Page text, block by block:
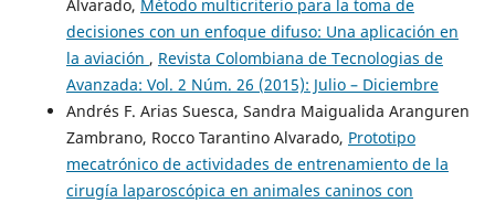
Alvarado, Método multicriterio para la toma de
decisiones con un enfoque difuso: Una aplicación en
la aviación , Revista Colombiana de Tecnologias de
Avanzada: Vol. 2 Núm. 26 (2015): Julio – Diciembre
Andrés F. Arias Suesca, Sandra Maigualida Aranguren
Zambrano, Rocco Tarantino Alvarado, Prototipo
mecatrónico de actividades de entrenamiento de la
cirugía laparoscópica en animales caninos con